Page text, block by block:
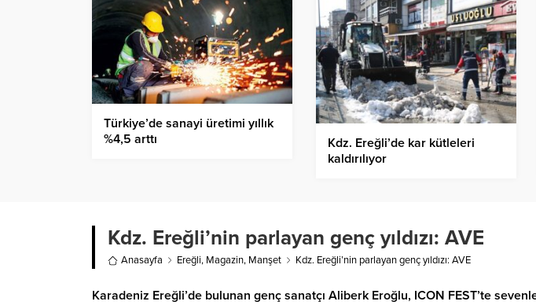
Türkiye’de sanayi üretimi yıllık
%4,5 arttı
Kdz. Ereğli’de kar kütleleri
kaldırılıyor
Kdz. Ereğli’nin parlayan genç yıldızı: AVE
Anasayfa Ereğli, Magazin, Manşet Kdz. Ereğli’nin parlayan genç yıldızı: AVE
Karadeniz Ereğli’de bulunan genç sanatçı Aliberk Eroğlu, ICON FEST’te